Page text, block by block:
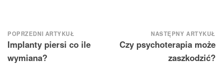
Nawigacja
wpisu
POPRZEDNI ARTYKUŁ
Implanty piersi co ile
wymiana?
NASTĘPNY ARTYKUŁ
Czy psychoterapia może
zaszkodzić?